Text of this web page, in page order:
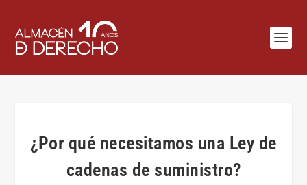
¿Por qué necesitamos una Ley de
cadenas de suministro?